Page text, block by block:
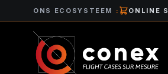
ONS ECOSYSTEEM : ONLINE